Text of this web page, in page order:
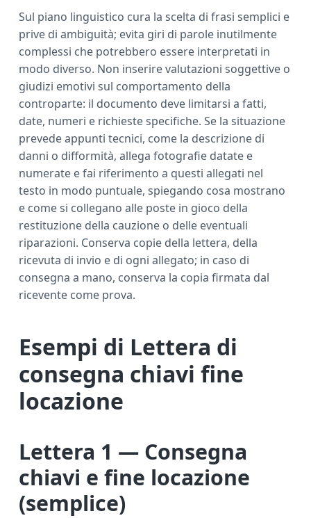
Sul piano linguistico cura la scelta di frasi semplici e
prive di ambiguità; evita giri di parole inutilmente
complessi che potrebbero essere interpretati in
modo diverso. Non inserire valutazioni soggettive o
giudizi emotivi sul comportamento della
controparte: il documento deve limitarsi a fatti,
date, numeri e richieste specifiche. Se la situazione
prevede appunti tecnici, come la descrizione di
danni o difformità, allega fotografie datate e
numerate e fai riferimento a questi allegati nel
testo in modo puntuale, spiegando cosa mostrano
e come si collegano alle poste in gioco della
restituzione della cauzione o delle eventuali
riparazioni. Conserva copie della lettera, della
ricevuta di invio e di ogni allegato; in caso di
consegna a mano, conserva la copia firmata dal
ricevente come prova.
Esempi di Lettera di
consegna chiavi fine
locazione​
Lettera 1 — Consegna
chiavi e fine locazione
(semplice)